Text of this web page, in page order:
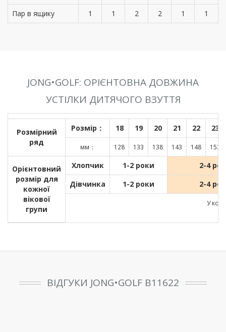
Пар в ящику 1 1 2 2 1 1
JONG•GOLF: ОРІЄНТОВНА ДОВЖИНА
УСТІЛКИ ДИТЯЧОГО ВЗУТТЯ
Розмірний
ряд
Розмір： 18 19 20 21 22 23
мм： 128 133 138 143 148 153
Орієнтовний
розмір для
кожної
вікової
групи
Хлопчик 1-2 роки
2-4
Дівчинка
1-2 роки 2-4
У
ВІДГУКИ JONG•GOLF B11622